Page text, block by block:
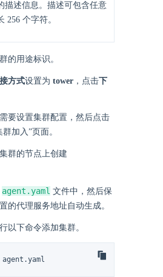
描述信息。描述可包含任意
256 个字符。
的用途标识。
方式设置为 tower ，点击下
要设置集群配置，然后点击
加入”页面。
群的节点上创建
agent.yaml 文件中，然后保
的代理服务地址自动生成。
以下命令添加集群。